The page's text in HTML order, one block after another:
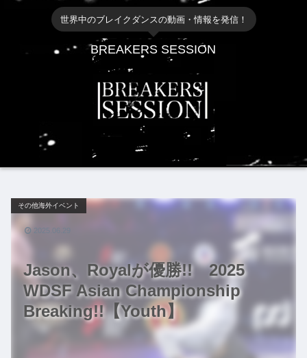
世界中のブレイクダンスの動画・情報を発信！
BREAKERS SESSION
Jason、Royalが優勝!! 2025
WDSF Asian Championship
Breaking!!【Youth】
その他海外イベント
2025.06.29